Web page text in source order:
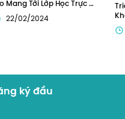
Mang Tới Lớp Học Trực
Toàn Diện Cho Trẻ Em
22/02/2024
ký đầu